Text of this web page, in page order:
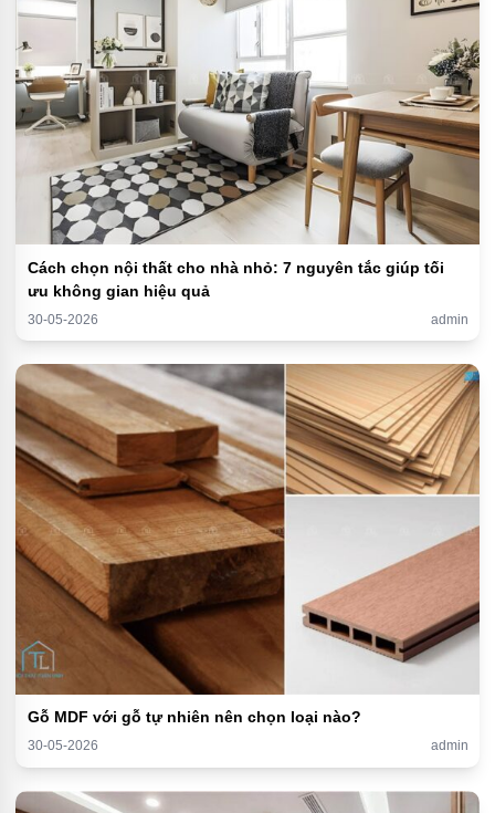
Cách chọn nội thất cho nhà nhỏ: 7 nguyên tắc giúp tối
ưu không gian hiệu quả
30-05-2026 admin
Gỗ MDF với gỗ tự nhiên nên chọn loại nào?
30-05-2026 admin